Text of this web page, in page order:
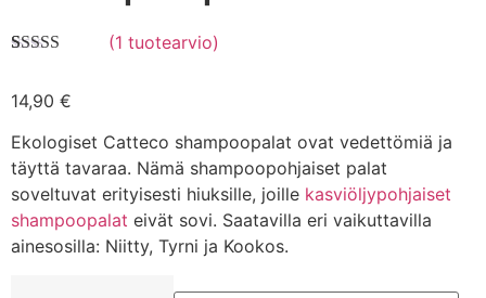
perustuen
arvotukseen.
(1 tuotearvio)
14,90 €
Ekologiset Catteco shampoopalat ovat vedettömiä ja
täyttä tavaraa. Nämä shampoopohjaiset palat
soveltuvat erityisesti hiuksille, joille kasviöljypohjaiset
shampoopalat eivät sovi. Saatavilla eri vaikuttavilla
ainesosilla: Niitty, Tyrni ja Kookos.